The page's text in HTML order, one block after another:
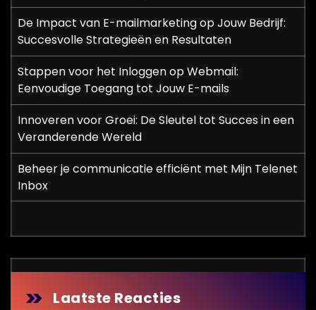
De Impact van E-mailmarketing op Jouw Bedrijf:
Succesvolle Strategieën en Resultaten
Stappen voor het Inloggen op Webmail:
Eenvoudige Toegang tot Jouw E-mails
Innoveren voor Groei: De Sleutel tot Succes in een
Veranderende Wereld
Beheer je communicatie efficiënt met Mijn Telenet
Inbox
Laatste Reacties